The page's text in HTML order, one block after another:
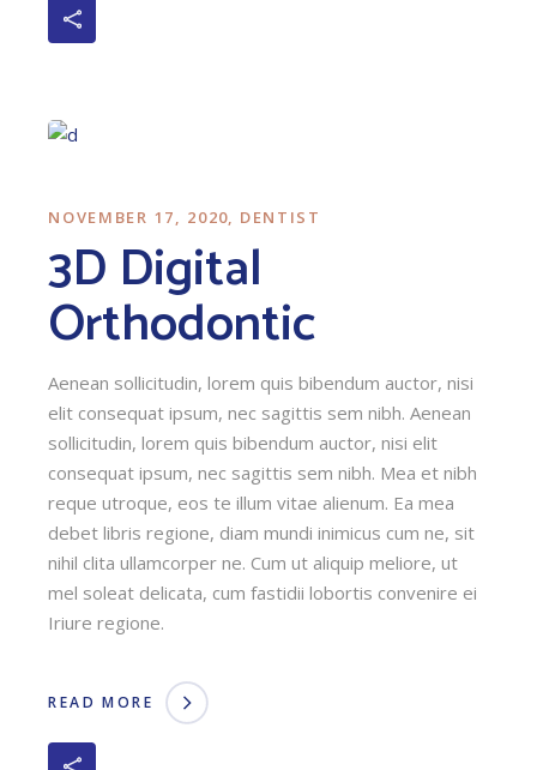
NOVEMBER 17, 2020 DENTIST
3D Digital
Orthodontic
Aenean sollicitudin, lorem quis bibendum auctor, nisi
elit consequat ipsum, nec sagittis sem nibh. Aenean
sollicitudin, lorem quis bibendum auctor, nisi elit
consequat ipsum, nec sagittis sem nibh. Mea et nibh
reque utroque, eos te illum vitae alienum. Ea mea
debet libris regione, diam mundi inimicus cum ne, sit
nihil clita ullamcorper ne. Cum ut aliquip meliore, ut
mel soleat delicata, cum fastidii lobortis convenire ei
Iriure regione.
READ MORE